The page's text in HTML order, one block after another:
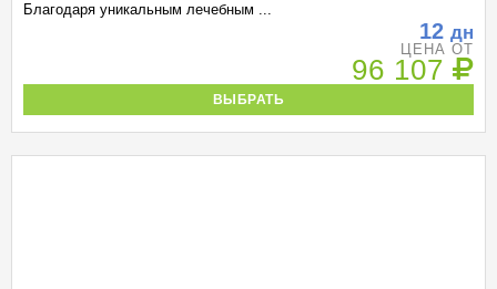
Благодаря уникальным лечебным ...
12 дн
ЦЕНА ОТ
96 107
ВЫБРАТЬ